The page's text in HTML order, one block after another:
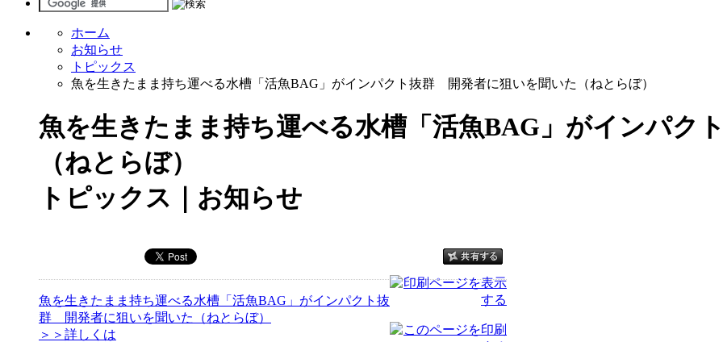
ホーム
お知らせ
トピックス
魚を生きたまま持ち運べる水槽「活魚BAG」がインパクト抜群 開発者に狙いを聞いた（ねとらぼ）
魚を生きたまま持ち運べる水槽「活魚BAG」がインパ
（ねとらぼ）
トピックス｜お知らせ
魚を生きたまま持ち運べる水槽「活魚BAG」がインパクト抜
群 開発者に狙いを聞いた（ねとらぼ）
＞＞詳しくは